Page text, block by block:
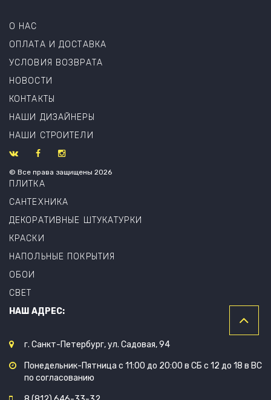
О НАС
ОПЛАТА И ДОСТАВКА
УСЛОВИЯ ВОЗВРАТА
НОВОСТИ
КОНТАКТЫ
НАШИ ДИЗАЙНЕРЫ
НАШИ СТРОИТЕЛИ
© Все права защищены 2026
ПЛИТКА
САНТЕХНИКА
ДЕКОРАТИВНЫЕ ШТУКАТУРКИ
КРАСКИ
НАПОЛЬНЫЕ ПОКРЫТИЯ
ОБОИ
СВЕТ
НАШ АДРЕС:
г. Санкт-Петербург, ул. Садовая, 94
Понедельник-Пятница с 11:00 до 20:00 в СБ с 12 до 18 в ВС
по согласованию